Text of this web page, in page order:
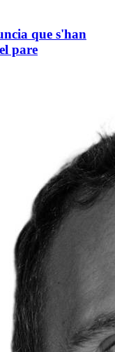
que s'han
pare